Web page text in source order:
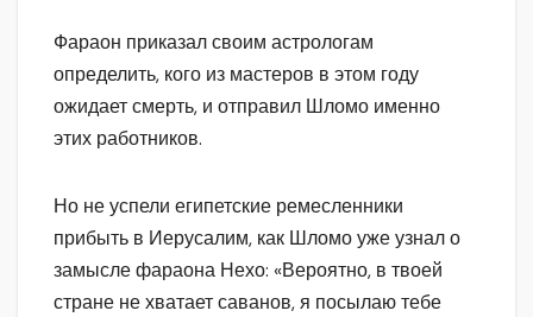
Фараон приказал своим астрологам
определить, кого из мастеров в этом году
ожидает смерть, и отправил Шломо именно
этих работников.
Но не успели египетские ремесленники
прибыть в Иерусалим, как Шломо уже узнал о
замысле фараона Нехо: «Вероятно, в твоей
стране не хватает саванов, я посылаю тебе